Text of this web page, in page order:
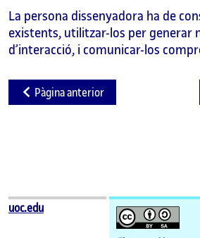
La persona dissenyadora ha de
existents, utilitzar-los per generar
d’interacció, i comunicar-los
Pàgina anterior
uoc.edu